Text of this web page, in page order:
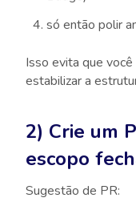
só então polir
Isso evita que
estabilizar a
2) Crie um
escopo
Sugestão de PR: